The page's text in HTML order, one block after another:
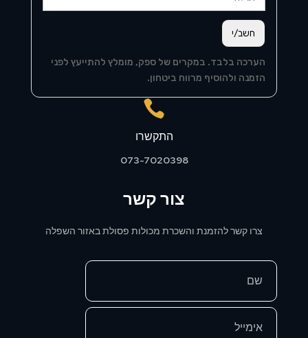
חשב/י
הערכה בלבד. במקרים של ספק, מומלץ להתייעץ לפני
הזמנה ולהוסיף מרווח ביטחון.

התקשרו
073-7020398
צור קשר
צרו קשר להזמנת והשכרת מכולות פסולת באזור השפלה